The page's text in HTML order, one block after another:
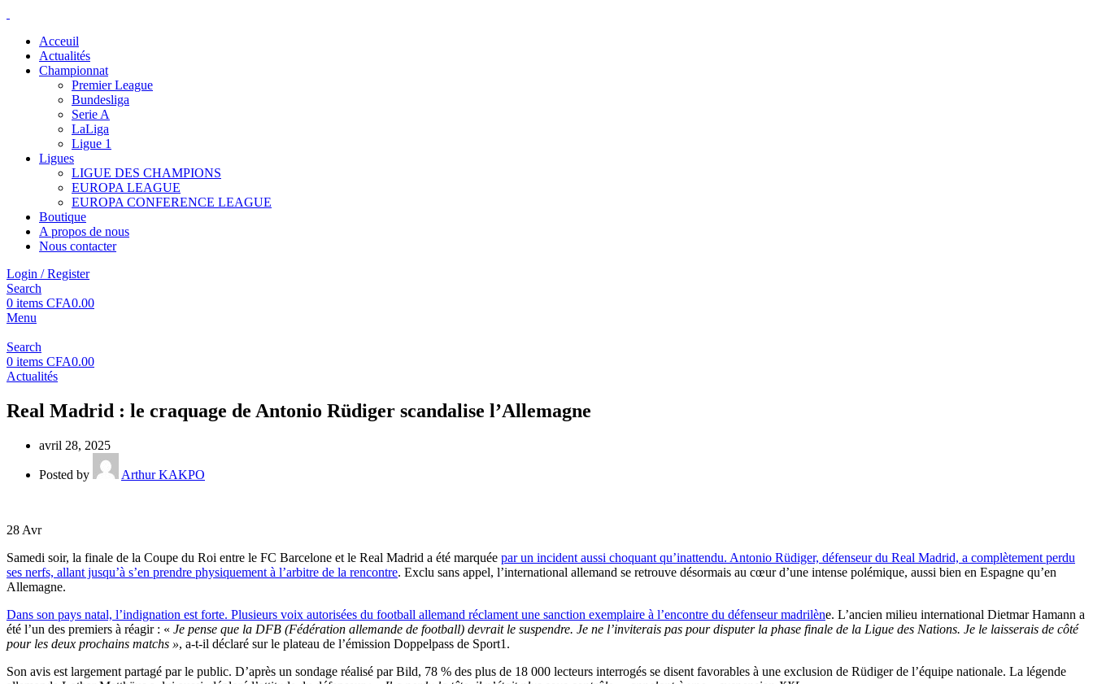
Acceuil
Actualités
Championnat
Premier League
Bundesliga
Serie A
LaLiga
Ligue 1
Ligues
LIGUE DES CHAMPIONS
EUROPA LEAGUE
EUROPA CONFERENCE LEAGUE
Boutique
A propos de nous
Nous contacter
Login / Register
Search
0 items CFA0.00
Menu
Search
0 items CFA0.00
Actualités
Real Madrid : le craquage de Antonio Rüdiger scandalise l’Allemagne
avril 28, 2025
Posted by Arthur KAKPO
28 Avr
Samedi soir, la finale de la Coupe du Roi entre le FC Barcelone et le Real Madrid a été marquée par un incident aussi choquant qu’inattendu. Antonio Rüdiger, défenseur du Real Madrid, a complètement perdu
ses nerfs, allant jusqu’à s’en prendre physiquement à l’arbitre de la rencontre. Exclu sans appel, l’international allemand se retrouve désormais au cœur d’une intense polémique, aussi bien en Espagne qu’en
Allemagne.
Dans son pays natal, l’indignation est forte. Plusieurs voix autorisées du football allemand réclament une sanction exemplaire à l’encontre du défenseur madrilène. L’ancien milieu international Dietmar Hamann a
été l’un des premiers à réagir : « Je pense que la DFB (Fédération allemande de football) devrait le suspendre. Je ne l’inviterais pas pour disputer la phase finale de la Ligue des Nations. Je le laisserais de côté
pour les deux prochains matchs », a-t-il déclaré sur le plateau de l’émission Doppelpass de Sport1.
Son avis est largement partagé par le public. D’après un sondage réalisé par Bild, 78 % des plus de 18 000 lecteurs interrogés se disent favorables à une exclusion de Rüdiger de l’équipe nationale. La légende